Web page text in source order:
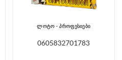
ლოტო - პროფესიები
0605832701783